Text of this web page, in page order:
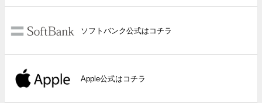
ソフトバンク公式はコチラ
Apple公式はコチラ